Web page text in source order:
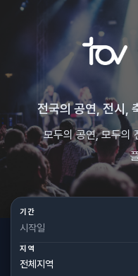
전국의 공연, 전시,
모두의 공연, 모두의
기간
지역